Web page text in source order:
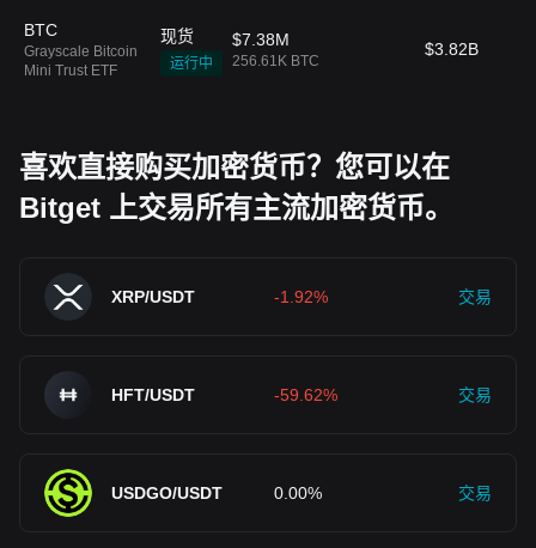
BTC
Grayscale Bitcoin
Mini Trust ETF
现货
运行中
$7.38M
256.61K BTC
$3.82B
喜欢直接购买加密货币？您可以在
Bitget 上交易所有主流加密货币。
XRP/USDT -1.92% 交易
HFT/USDT -59.62% 交易
USDGO/USDT 0.00% 交易